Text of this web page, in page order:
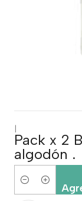
Pack x 2
algodón .
Cantidad